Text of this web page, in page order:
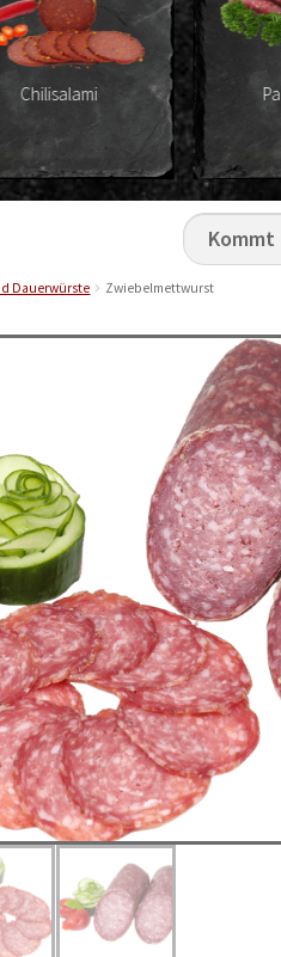
Parmanello's
Dauerwürste Zwiebelmettwurst